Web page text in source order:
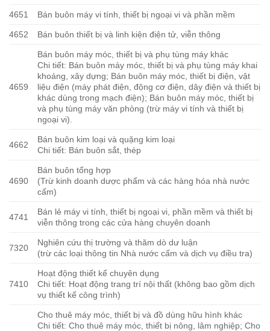
4651 Bán buôn máy vi tính, thiết bị ngoại vi và phần mềm
4652 Bán buôn thiết bị và linh kiện điện tử, viễn thông
4659
Bán buôn máy móc, thiết bị và phụ tùng máy khác
Chi tiết: Bán buôn máy móc, thiết bị và phụ tùng máy khai
khoáng, xây dựng; Bán buôn máy móc, thiết bị điện, vật
liệu điện (máy phát điện, động cơ điện, dây điện và thiết bị
khác dùng trong mạch điện); Bán buôn máy móc, thiết bị
và phụ tùng máy văn phòng (trừ máy vi tính và thiết bị
ngoại vi).
4662
Bán buôn kim loại và quặng kim loại
Chi tiết: Bán buôn sắt, thép
4690
Bán buôn tổng hợp
(Trừ kinh doanh dược phẩm và các hàng hóa nhà nước
cấm)
4741
Bán lẻ máy vi tính, thiết bị ngoại vi, phần mềm và thiết bị
viễn thông trong các cửa hàng chuyên doanh
7320
Nghiên cứu thị trường và thăm dò dư luận
(trừ các loại thông tin Nhà nước cấm và dịch vụ điều tra)
7410
Hoạt động thiết kế chuyên dụng
Chi tiết: Hoạt động trang trí nội thất (không bao gồm dịch
vụ thiết kế công trình)
Cho thuê máy móc, thiết bị và đồ dùng hữu hình khác
Chi tiết: Cho thuê máy móc, thiết bị nông, lâm nghiệp; Cho